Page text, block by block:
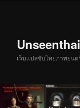
เว็บแปลซับไทยภาพยนต